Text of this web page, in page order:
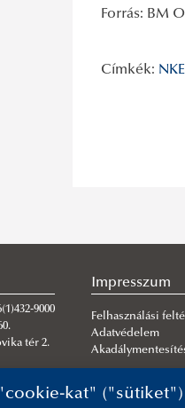
Forrás: BM
Címkék:
9000
tér 2.
Impresszum
Felhasználási
Adatvédelem
kat" ("sütiket")